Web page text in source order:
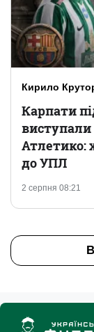
Кирило
2 серпня 08:21
Карпати
виступали
Атлетико:
до УПЛ